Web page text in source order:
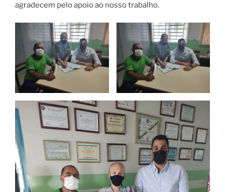
agradecem pelo apoio ao nosso trabalho.